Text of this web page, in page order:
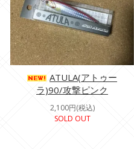
ATULA(アトゥー
ラ)90/攻撃ピンク
2,100円(税込)
SOLD OUT